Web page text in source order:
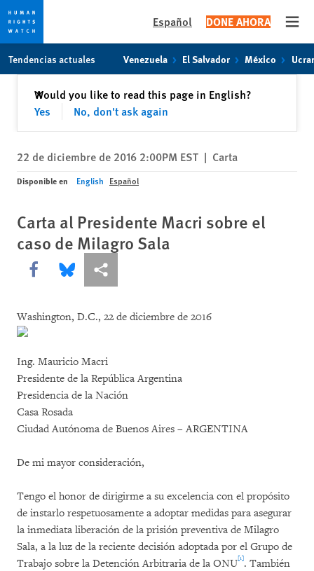
content
Español DONE AHORA
Tendencias actuales Venezuela El Salvador México
Would you like to read this page in English?
Yes
No, don't ask again
✕Cerrar
22 de diciembre de 2016 2:00PM EST | Carta
Disponible en English Español
Carta al Presidente Macri sobre el
caso de Milagro Sala
Share this via Facebook
Share this via Bluesky
Share this via Compartir
Washington, D.C., 22 de diciembre de 2016
Ing. Mauricio Macri
Presidente de la República Argentina
Presidencia de la Nación
Casa Rosada
Ciudad Autónoma de Buenos Aires – ARGENTINA
De mi mayor consideración,
Tengo el honor de dirigirme a su excelencia con el propósito
de instarlo respetuosamente a adoptar medidas para asegurar
la inmediata liberación de la prisión preventiva de Milagro
Sala, a la luz de la reciente decisión adoptada por el Grupo de
Trabajo sobre la Detención Arbitraria de la ONU[1]. También